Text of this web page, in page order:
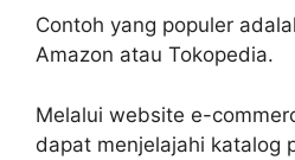
Contoh yang populer
Amazon atau Tokopedia.
Melalui website e-
dapat menjelajahi katalog